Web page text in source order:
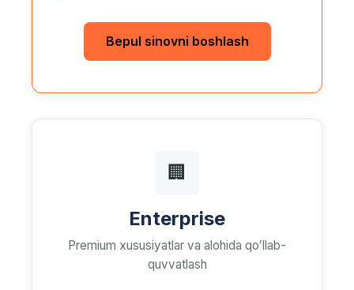
Bepul sinovni boshlash
🏢
Enterprise
Premium xususiyatlar va alohida qoʻllab-
quvvatlash